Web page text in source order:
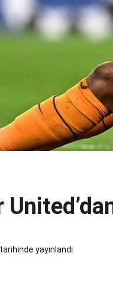
tarihinde yayınlandı